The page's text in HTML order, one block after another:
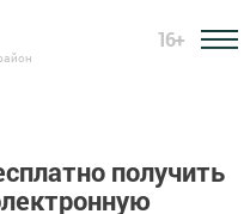
16+
получить